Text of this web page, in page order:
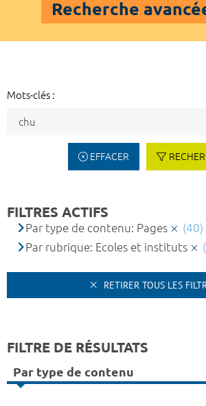
Recherche
Mots-clés :
EFFACER
FILTRES ACTIFS
Par type de contenu: Pages
(40)
Par rubrique: Ecoles et instituts
RETIRER TOUS LES
FILTRE DE RÉSULTATS
Par type de contenu